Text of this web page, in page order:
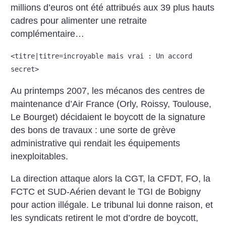
millions d’euros ont été attribués aux 39 plus hauts
cadres pour alimenter une retraite
complémentaire…
<titre|titre=incroyable mais vrai : Un accord
secret>
Au printemps 2007, les mécanos des centres de
maintenance d’Air France (Orly, Roissy, Toulouse,
Le Bourget) décidaient le boycott de la signature
des bons de travaux : une sorte de grève
administrative qui rendait les équipements
inexploitables.
La direction attaque alors la CGT, la CFDT, FO, la
FCTC et SUD-Aérien devant le TGI de Bobigny
pour action illégale. Le tribunal lui donne raison, et
les syndicats retirent le mot d’ordre de boycott,